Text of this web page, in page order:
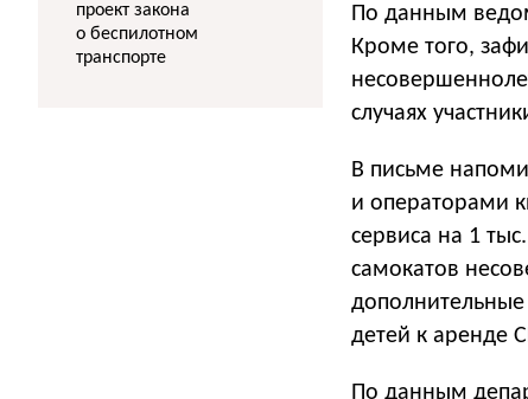
По данным
Кроме того,
случаях
В письме
и операторами
сервиса на 1
самокатов
детей к аренде
По данным
проект закона
о беспилотном
транспорте